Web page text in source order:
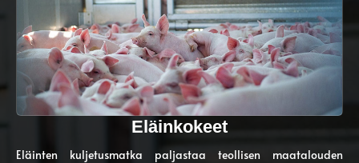
Eläinkokeet
Eläinten kuljetusmatka paljastaa teollisen maatalouden